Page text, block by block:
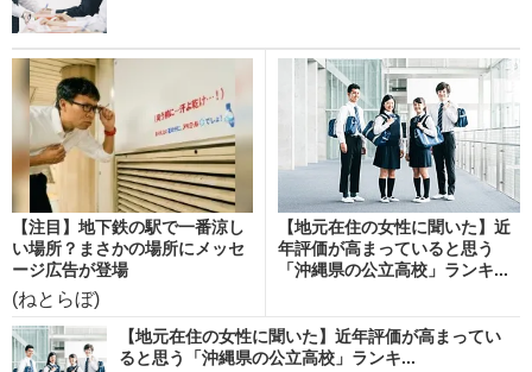
【注目】地下鉄の駅で一番涼し
い場所？まさかの場所にメッセ
ージ広告が登場
(ねとらぼ)
【地元在住の女性に聞いた】近
年評価が高まっていると思う
「沖縄県の公立高校」ランキ...
【地元在住の女性に聞いた】近年評価が高まってい
ると思う「沖縄県の公立高校」ランキ...